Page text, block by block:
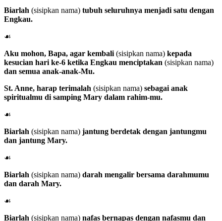
Biarlah (sisipkan nama) tubuh seluruhnya menjadi satu dengan
Engkau.
☙
Aku mohon, Bapa, agar kembali (sisipkan nama) kepada
kesucian hari ke-6 ketika Engkau menciptakan (sisipkan nama)
dan semua anak-anak-Mu.
St. Anne, harap terimalah (sisipkan nama) sebagai anak
spiritualmu di samping Mary dalam rahim-mu.
☙
Biarlah (sisipkan nama) jantung berdetak dengan jantungmu
dan jantung Mary.
☙
Biarlah (sisipkan nama) darah mengalir bersama darahmumu
dan darah Mary.
☙
Biarlah (sisipkan nama) nafas bernapas dengan nafasmu dan